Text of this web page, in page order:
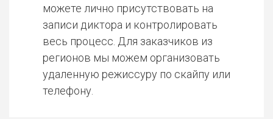
можете лично присутствовать на
записи диктора и контролировать
весь процесс. Для заказчиков из
регионов мы можем организовать
удаленную режиссуру по скайпу или
телефону.